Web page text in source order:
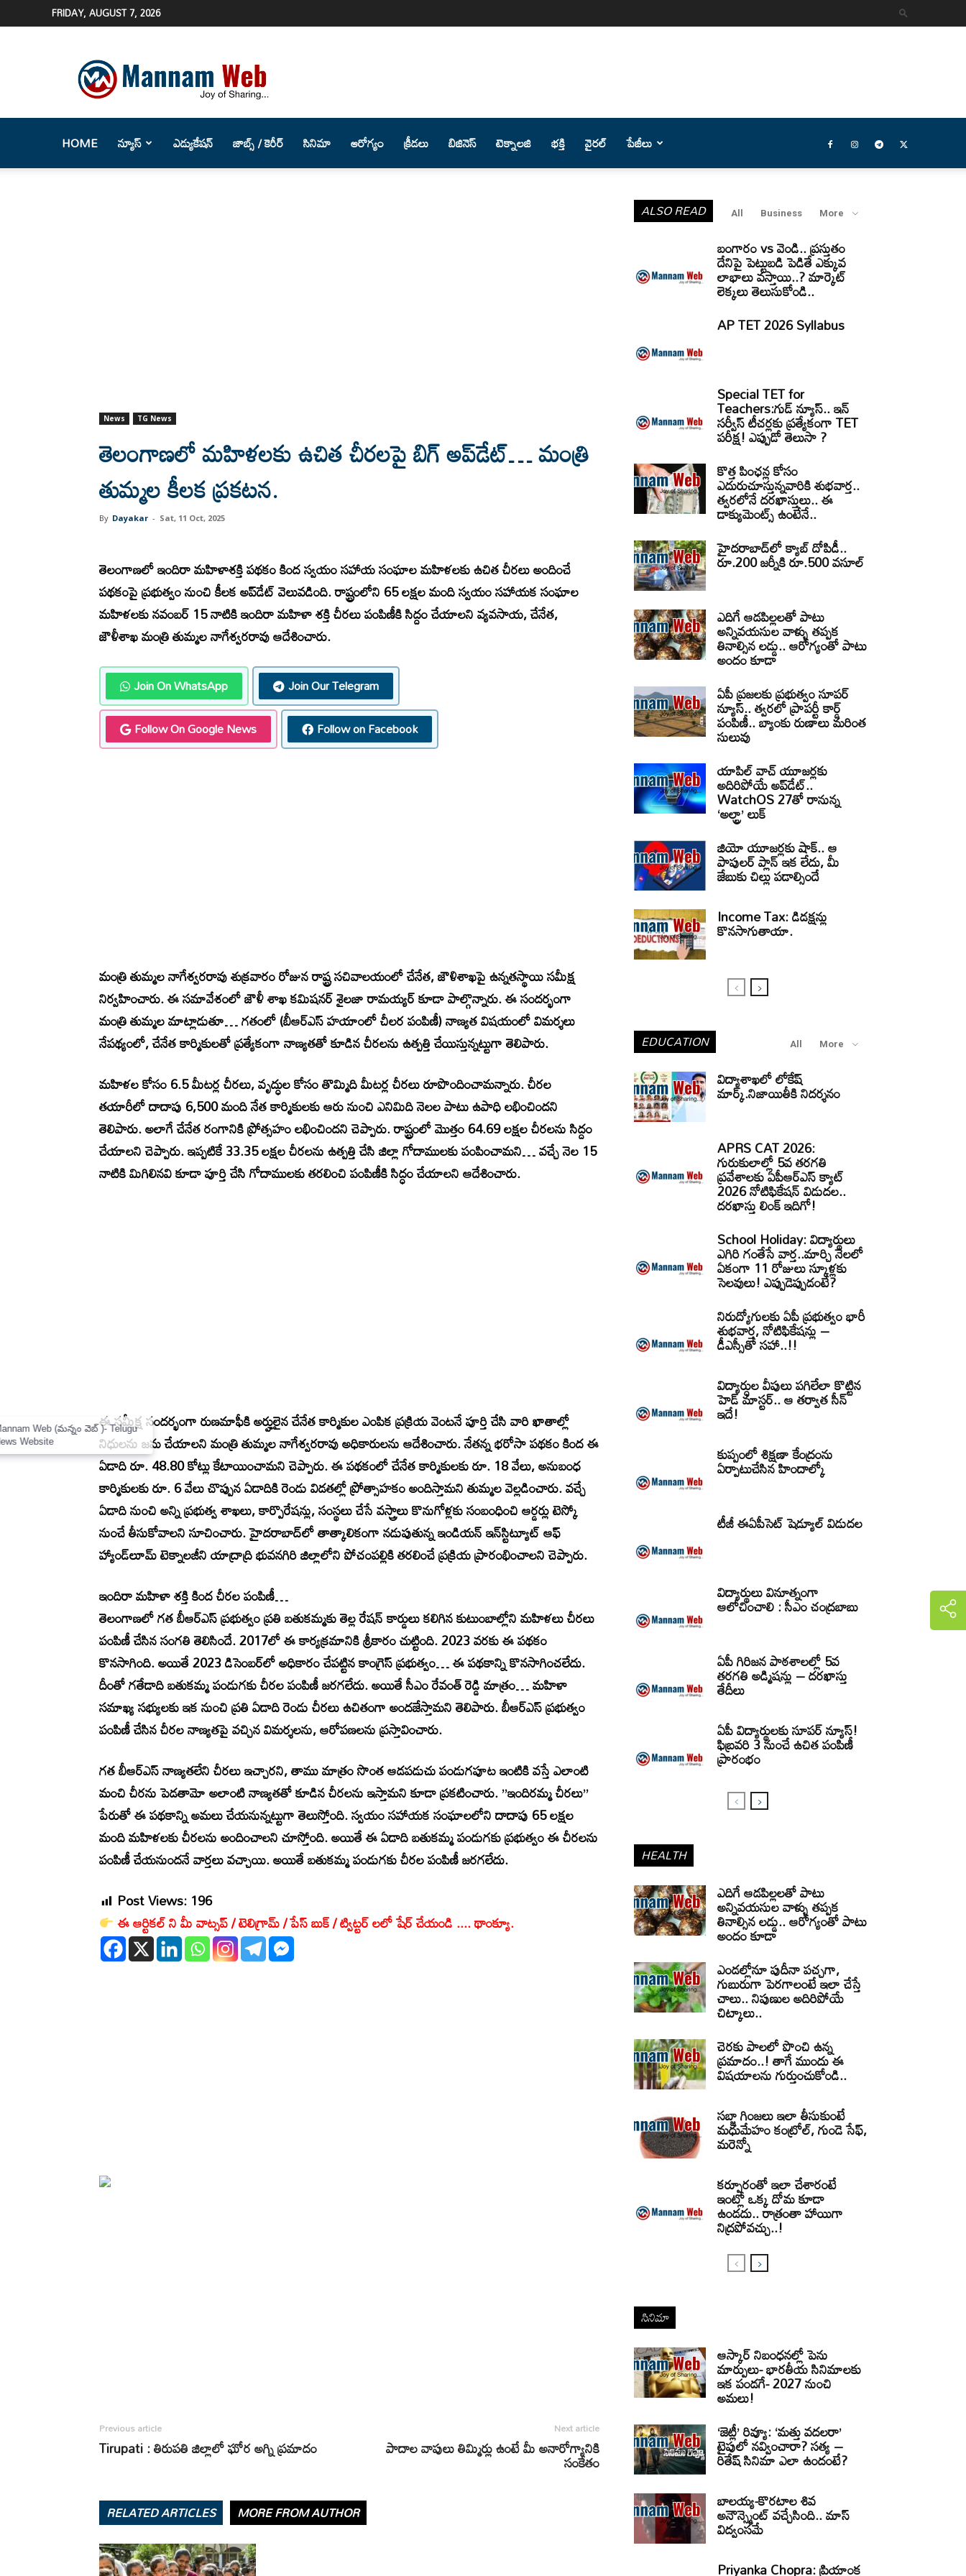
FRIDAY, AUGUST 7, 2026
Web
(మన్నం
News
HOME న్యూస్ ఎడ్యుకేషన్ జాబ్స్ / కెరీర్ సినిమా ఆరోగ్యం క్రీడలు బిజినెస్ టెక్నాలజి భక్తి వైరల్ పేజీలు
News TG News
తెలంగాణలో మహిళలకు ఉచిత చీరలపై బిగ్ అప్‌డేట్… మంత్రి
తుమ్మల కీలక ప్రకటన.
By Dayakar - Sat, 11 Oct, 2025
తెలంగాణలో ఇందిరా మహిళాశక్తి పథకం కింద స్వయం సహాయ సంఘాల మహిళలకు ఉచిత చీరలు అందించే
పథకంపై ప్రభుత్వం నుంచి కీలక అప్‌డేట్ వెలువడింది. రాష్ట్రంలోని 65 లక్షల మంది స్వయం సహాయక సంఘాల
మహిళలకు నవంబర్ 15 నాటికి ఇందిరా మహిళా శక్తి చీరలు పంపిణీకి సిద్దం చేయాలని వ్యవసాయ, చేనేత,
జౌళీశాఖ మంత్రి తుమ్మల నాగేశ్వరరావు ఆదేశించారు.
Join On WhatsApp
Join Our Telegram
Follow On Google News
Follow on Facebook
మంత్రి తుమ్మల నాగేశ్వరరావు శుక్రవారం రోజున రాష్ట్ర సచివాలయంలో చేనేత, జౌళిశాఖపై ఉన్నతస్థాయి సమీక్ష
నిర్వహించారు. ఈ సమావేశంలో జౌళీ శాఖ కమిషనర్‌ శైలజా రామయ్యర్‌ కూడా పాల్గొన్నారు. ఈ సందర్భంగా
మంత్రి తుమ్మల మాట్లాడుతూ… గతంలో (బీఆర్ఎస్ హయాంలో చీలర పంపిణీ) నాణ్యత విషయంలో విమర్శలు
నేపథ్యంలో, చేనేత కార్మికులతో ప్రత్యేకంగా నాణ్యతతో కూడిన చీరలను ఉత్పత్తి చేయిస్తున్నట్టుగా తెలిపారు.
మహిళల కోసం 6.5 మీటర్ల చీరలు, వృద్ధుల కోసం తొమ్మిది మీటర్ల చీరలు రూపొందించామన్నారు. చీరల
తయారీలో దాదాపు 6,500 మంది నేత కార్మికులకు ఆరు నుంచి ఎనిమిది నెలల పాటు ఉపాధి లభించిందని
తెలిపారు. అలాగే చేనేత రంగానికి ప్రోత్సహం లభించిందని చెప్పారు. రాష్ట్రంలో మొత్తం 64.69 లక్షల చీరలను సిద్దం
చేయాలని చెప్పారు. ఇప్పటికే 33.35 లక్షల చీరలను ఉత్పత్తి చేసి జిల్లా గోదాములకు పంపించామని… వచ్చే నెల 15
నాటికి మిగిలినవి కూడా పూర్తి చేసి గోదాములకు తరలించి పంపిణీకి సిద్ధం చేయాలని ఆదేశించారు.
ఈ సమీక్ష సందర్భంగా రుణమాఫీకి అర్హులైన చేనేత కార్మికుల ఎంపిక ప్రక్రియ వెంటనే పూర్తి చేసి వారి ఖాతాల్లో
నిధులను జమ చేయాలని మంత్రి తుమ్మల నాగేశ్వరరావు అధికారులను ఆదేశించారు. నేతన్న భరోసా పథకం కింద ఈ
ఏడాది రూ. 48.80 కోట్లు కేటాయించామని చెప్పారు. ఈ పథకంలో చేనేత కార్మికులకు రూ. 18 వేలు, అనుబంధ
కార్మికులకు రూ. 6 వేలు చొప్పున ఏడాదికి రెండు విడతల్లో ప్రోత్సాహకం అందిస్తామని తుమ్మల వెల్లడించారు. వచ్చే
ఏడాది నుంచి అన్ని ప్రభుత్వ శాఖలు, కార్పొరేషన్లు, సంస్థలు చేసే వస్త్రాలు కొనుగోళ్లకు సంబంధించి ఆర్డర్లు టెస్కో
నుంచే తీసుకోవాలని సూచించారు. హైదరాబాద్‌లో తాత్కాలికంగా నడుపుతున్న ఇండియన్‌ ఇన్‌స్టిట్యూట్‌ ఆఫ్‌
హ్యాండ్‌లూమ్‌ టెక్నాలజీని యాద్రాద్రి భువనగిరి జిల్లాలోని పోచంపల్లికి తరలించే ప్రక్రియ ప్రారంభించాలని చెప్పారు.
ఇందిరా మహిళా శక్తి కింద చీరల పంపిణీ…
తెలంగాణలో గత బీఆర్ఎస్ ప్రభుత్వం ప్రతి బతుకమ్మకు తెల్ల రేషన్ కార్డులు కలిగిన కుటుంబాల్లోని మహిళలు చీరలు
పంపిణీ చేసిన సంగతి తెలిసిందే. 2017లో ఈ కార్యక్రమానికి శ్రీకారం చుట్టింది. 2023 వరకు ఈ పథకం
కొనసాగింది. అయితే 2023 డిసెంబర్‌లో అధికారం చేపట్టిన కాంగ్రెస్ ప్రభుత్వం… ఈ పథకాన్ని కొనసాగించలేదు.
దీంతో గతేడాది బతుకమ్మ పండుగకు చీరల పంపిణీ జరగలేదు. అయితే సీఎం రేవంత్ రెడ్డి మాత్రం… మహిళా
సమాఖ్య సభ్యులకు ఇక నుంచి ప్రతి ఏడాది రెండు చీరలు ఉచితంగా అందజేస్తామని తెలిపారు. బీఆర్ఎస్ ప్రభుత్వం
పంపిణీ చేసిన చీరల నాణ్యతపై వచ్చిన విమర్శలను, ఆరోపణలను ప్రస్తావించారు.
గత బీఆర్ఎస్ నాణ్యతలేని చీరలు ఇచ్చారని, తాము మాత్రం సొంత ఆడపడుచు పండుగపూట ఇంటికి వస్తే ఎలాంటి
మంచి చీరను పెడతామో అలాంటి నాణ్యతతో కూడిన చీరలను ఇస్తామని కూడా ప్రకటించారు. ”ఇందిరమ్మ చీరలు”
పేరుతో ఈ పథకాన్ని అమలు చేయనున్నట్టుగా తెలుస్తోంది. స్వయం సహాయక సంఘాలలోని దాదాపు 65 లక్షల
మంది మహిళలకు చీరలను అందించాలని చూస్తోంది. అయితే ఈ ఏడాది బతుకమ్మ పండుగకు ప్రభుత్వం ఈ చీరలను
పంపిణీ చేయనుందనే వార్తలు వచ్చాయి. అయితే బతుకమ్మ పండుగకు చీరల పంపిణీ జరగలేదు.
Post Views:196
ఈ ఆర్టికల్ ని మీ వాట్సప్ / టెలిగ్రామ్ / పేస్ బుక్ / ట్విట్టర్ లలో షేర్ చేయండి .... థాంక్యూ.
Previous article
Tirupati : తిరుపతి జిల్లాలో ఘోర అగ్ని ప్రమాదం
Next article
పాదాల వాపులు తిమ్మిర్లు ఉంటే మీ అనారోగ్యానికి
సంకేతం
RELATED ARTICLES MORE FROM AUTHOR
ALSO READ All Business More
బంగారం vs వెండి.. ప్రస్తుతం
దేనిపై పెట్టుబడి పెడితే ఎక్కువ
లాభాలు వస్తాయి..? మార్కెట్
లెక్కలు తెలుసుకోండి..
AP TET 2026 Syllabus
Special TET for
Teachers:గుడ్ న్యూస్.. ఇన్
సర్వీస్ టీచర్లకు ప్రత్యేకంగా TET
పరీక్ష! ఎప్పుడో తెలుసా ?
కొత్త పింఛన్ల కోసం
ఎదురుచూస్తున్నవారికి శుభవార్త..
త్వరలోనే దరఖాస్తులు.. ఈ
డాక్యుమెంట్స్ ఉంటేనే..
హైదరాబాద్‌లో క్యాబ్‌ దోపిడీ..
రూ.200 జర్నీకి రూ.500 వసూల్
ఎదిగే ఆడపిల్లలతో పాటు
అన్నివయసుల వాళ్ళు తప్పక
తినాల్సిన లడ్డు.. ఆరోగ్యంతో పాటు
అందం కూడా
ఏపీ ప్రజలకు ప్రభుత్వం సూపర్
న్యూస్.. త్వరలో ప్రాపర్టీ కార్డ్
పంపిణీ.. బ్యాంకు రుణాలు మరింత
సులువు
యాపిల్ వాచ్ యూజర్లకు
అదిరిపోయే అప్‌డేట్..
WatchOS 27తో రానున్న
‘అల్ట్రా’ లుక్
జియో యూజర్లకు షాక్.. ఆ
పాపులర్ ప్లాన్ ఇక లేదు, మీ
జేబుకు చిల్లు పడాల్సిందే
Income Tax: డిడక్షన్లు
కొనసాగుతాయా.
EDUCATION All More
విద్యాశాఖలో లోకేష్
మార్క్.నిజాయితీకి నిదర్శనం
APRS CAT 2026:
గురుకులాల్లో 5వ తరగతి
ప్రవేశాలకు ఏపీఆర్‌ఎస్‌ క్యాట్‌
2026 నోటిఫికేషన్‌ విడుదల..
దరఖాస్తు లింక్‌ ఇదిగో!
School Holiday: విద్యార్థులు
ఎగిరి గంతేసే వార్త..మార్చి నెలలో
ఏకంగా 11 రోజులు స్కూళ్లకు
సెలవులు! ఎప్పుడెప్పుడంటే?
నిరుద్యోగులకు ఏపీ ప్రభుత్వం భారీ
శుభవార్త, నోటిఫికేషన్లు –
డీఎస్సీతో సహా..!!
విద్యార్ధుల వీపులు పగిలేలా కొట్టిన
హెడ్ మాస్టర్.. ఆ తర్వాత సీన్‌
ఇదే!
కుప్పంలో శిక్షణా కేంద్రంను
ఏర్పాటుచేసిన హిందాల్కో
టీజీ ఈఏపీసెట్‌ షెడ్యూల్‌ విడుదల
విద్యార్థులు వినూత్నంగా
ఆలోచించాలి : సీఎం చంద్రబాబు
ఏపీ గిరిజన పాఠశాలల్లో 5వ
తరగతి అడ్మిషన్లు – దరఖాస్తు
తేదీలు
ఏపీ విద్యార్థులకు సూపర్ న్యూస్!
ఫిబ్రవరి 3 నుంచే ఉచిత పంపిణీ
ప్రారంభం
HEALTH
ఎదిగే ఆడపిల్లలతో పాటు
అన్నివయసుల వాళ్ళు తప్పక
తినాల్సిన లడ్డు.. ఆరోగ్యంతో పాటు
అందం కూడా
ఎండల్లోనూ పుదీనా పచ్చగా,
గుబురుగా పెరగాలంటే ఇలా చేస్తే
చాలు.. నిపుణుల అదిరిపోయే
చిట్కాలు..
చెరకు పాలలో పొంచి ఉన్న
ప్రమాదం..! తాగే ముందు ఈ
విషయాలను గుర్తుంచుకోండి..
సబ్జా గింజలు ఇలా తీసుకుంటే
మధుమేహం కంట్రోల్, గుండె సేఫ్,
మరెన్నో
కర్పూరంతో ఇలా చేశారంటే
ఇంట్లో ఒక్క దోమ కూడా
ఉండదు.. రాత్రంతా హాయిగా
నిద్రపోవచ్చు..!
సినిమా
ఆస్కార్ నిబంధనల్లో పెను
మార్పులు- భారతీయ సినిమాలకు
ఇక పండగే- 2027 నుంచి
అమలు!
‘జెట్లీ’ రివ్యూ: ‘మత్తు వదలరా’
టైపులో నవ్వించారా? సత్య –
రితేష్ సినిమా ఎలా ఉందంటే?
బాలయ్య-కొరటాల శివ
అనౌన్స్మెంట్ వచ్చేసింది.. మాస్
విద్వంసమే
Priyanka Chopra: ప్రియాంక
×
Mannam Web (మన్నం వెబ్ )- Telugu
News Website